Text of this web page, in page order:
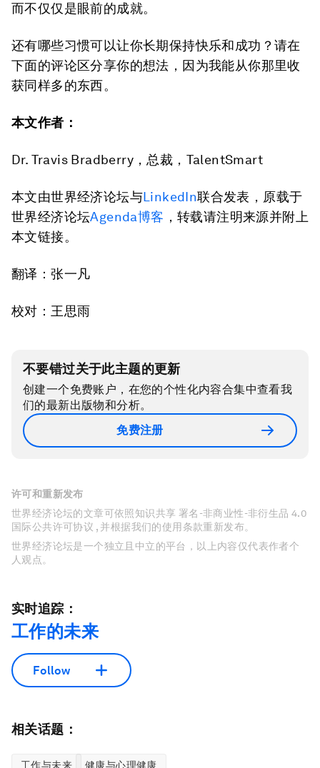
而不仅仅是眼前的成就。
还有哪些习惯可以让你长期保持快乐和成功？请在
下面的评论区分享你的想法，因为我能从你那里收
获同样多的东西。
本文作者：
Dr. Travis Bradberry，总裁，TalentSmart
本文由世界经济论坛与LinkedIn联合发表，原载于
世界经济论坛Agenda博客 ，转载请注明来源并附上
本文链接。
翻译：张一凡
校对：王思雨
不要错过关于此主题的更新
创建一个免费账户，在您的个性化内容合集中查看我
们的最新出版物和分析。
免费注册
许可和重新发布
世界经济论坛的文章可依照知识共享 署名-非商业性-非衍生品 4.0
国际公共许可协议 , 并根据我们的使用条款重新发布。
世界经济论坛是一个独立且中立的平台，以上内容仅代表作者个
人观点。
实时追踪：
工作的未来
Follow
相关话题：
工作与未来 健康与心理健康